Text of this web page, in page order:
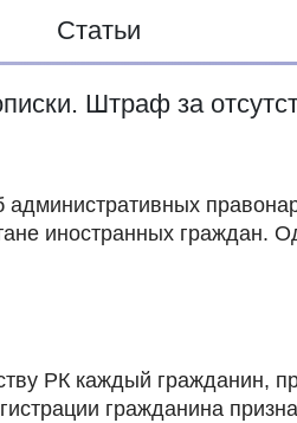
Статьи
Штраф за
иностранных граждан.
РК каждый
гражданина